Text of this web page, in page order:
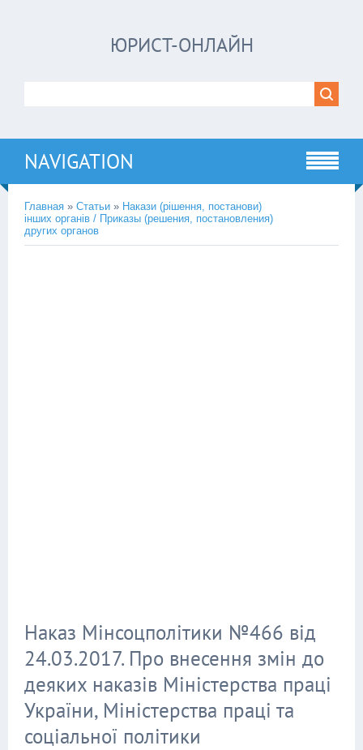
ЮРИСТ-ОНЛАЙН
NAVIGATION
Главная » Статьи » Накази (рішення, постанови)
інших органів / Приказы (решения, постановления)
других органов
Наказ Мінсоцполітики №466 від
24.03.2017. Про внесення змін до
деяких наказів Міністерства праці
України, Міністерства праці та
соціальної політики